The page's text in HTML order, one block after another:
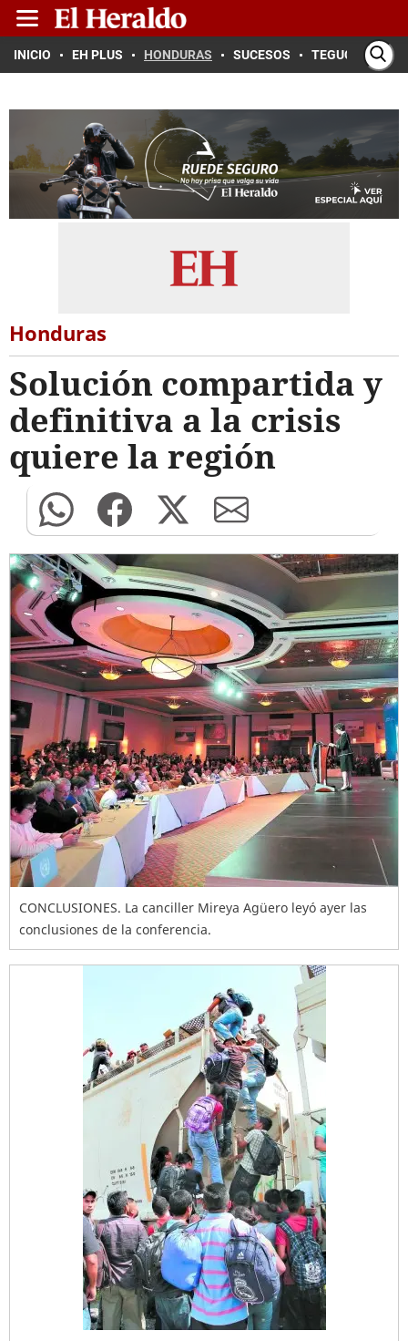
INICIO EH PLUS HONDURAS SUCESOS TEGUCIGALPA
Honduras
Solución compartida y
definitiva a la crisis
quiere la región
CONCLUSIONES. La canciller Mireya Agüero leyó ayer las
conclusiones de la conferencia.